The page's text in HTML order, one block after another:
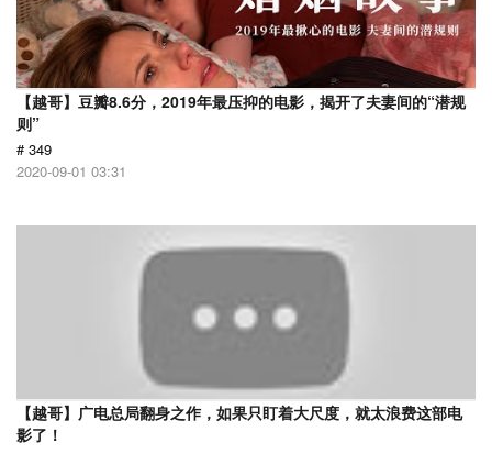
【越哥】豆瓣8.6分，2019年最压抑的电影，揭开了夫妻间的“潜规
则”
# 349
2020-09-01 03:31
【越哥】广电总局翻身之作，如果只盯着大尺度，就太浪费这部电
影了！